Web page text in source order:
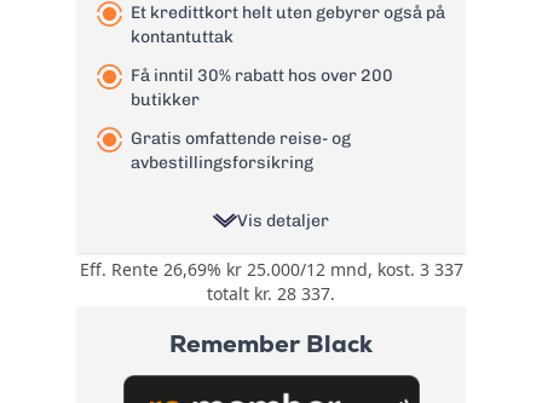
Et kredittkort helt uten gebyrer også på
kontantuttak
Få inntil 30% rabatt hos over 200
butikker
Gratis omfattende reise- og
avbestillingsforsikring
Vis detaljer
Bonus:
Opptil 30% rabatt
hos over 200
kategorier som:
Nettbutikker,
Eff. Rente 26,69% kr 25.000/12 mnd, kost. 3 337
totalt kr. 28 337.
Remember Black